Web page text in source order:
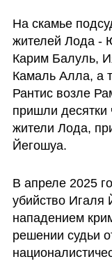
На скамье
жителей Лода -
Карим Балуль,
Камаль Алла, а
Рантис возле
пришли десятки
жители Лода,
Йегошуа.
В апреле 2025
убийство Игаля
нападением
решении судьи